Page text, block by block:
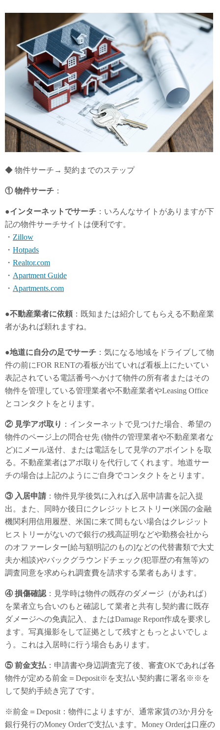
◆ 物件サーチ→ 契約までのステップ
① 物件サーチ ：
●インターネットでサーチ ：いろんなサイトがありますが下
記の物件サーチサイトは便利です。
・ Zillow
・ Hotpads
・ Realtor.com
・ Apartment Guide
・ Apartments.com
●不動産業者に依頼 ：既知または紹介してもらえる不動産業
者があれば頼れますね。
●地道に自分の足でサーチ ：気になる地域をドライブして物
件の前にFOR RENTの看板が出ていれば看板上にたいてい
表記されている電話番号へかけて物件の所有者またはその
物件を管理している管理業者や不動産業者やLeasing Office
とコンタクトをとります。
② 見学アポ取り ：インターネットで見つけた場合、希望の
物件のページ上の問合せ先 (物件の管理業者や不動産業者な
ど)にメール送付、または電話をして見学のアポイントを取
る。不動産業者はアポ取りを代行してくれます。地道サー
チの場合は上記のようにご自身でコンタクトをとります。
③ 入居申請 ：物件見学後気に入れば入居申請書を記入提
出。また、同時か後日にクレジットヒストリー(米国の金融
機関利用信用履歴、米国に来て間もない場合はクレジット
ヒストリーがないので銀行の残高証明などや勤務会社から
のオファーレター[給与額明記のもの]などの代替書類で大丈
夫か相談)やバックグラウンドチェック(犯罪歴の有無等)の
調査同意を求められ調査費を請求する業者もあります。
④ 損傷確認 ：見学時は物件の既存のダメージ（があれば）
を業者立ち合いのもと確認して業者と共有し契約書に既存
ダメージへの免責記入、またはDamage Report作成を要求し
ます。写真撮影をして証拠として残すともっとよいでしょ
う。これは入居時に行う場合もあります。
⑤前金支払 ：申請書や身辺調査完了後、審査OKであれば各
物件が定める前金＝Deposit※を支払い契約書に署名※※を
して契約手続き完了です。
※前金＝Deposit：物件によりますが、通常家賃の3か月分を
銀行発行のMoney Orderで支払います。Money Orderは口座の